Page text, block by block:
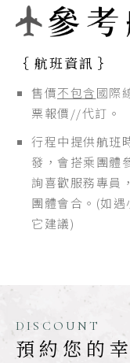
｛ 航班資訊 ｝
售價不包含國際
票報價//代訂。
行程中提供航班
發，會搭乘團體
詢喜歡服務專員
團體會合。(如
它建議)
DISCOUNT
預約您的